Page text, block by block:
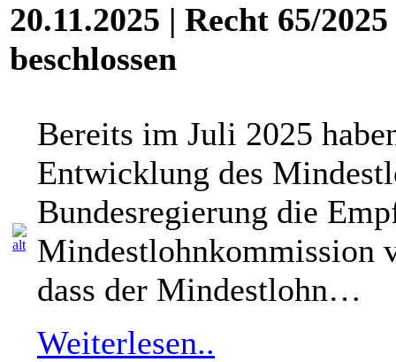
20.11.2025 | Recht 65/
beschlossen
Bereits im Juli 2025
Entwicklung des
Bundesregierung die
Mindestlohnkommission
dass der Mindestlohn…
Weiterlesen..